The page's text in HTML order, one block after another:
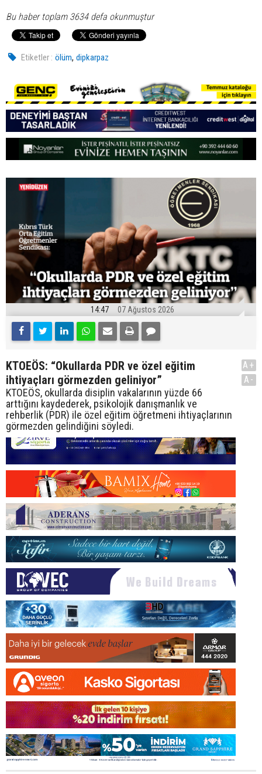
Bu haber toplam 3634 defa okunmuştur
Etiketler : ölüm,dipkarpaz
14:47 07 Ağustos 2026
KTOEÖS: “Okullarda PDR ve özel eğitim
ihtiyaçları görmezden geliniyor”
KTOEÖS, okullarda disiplin vakalarının yüzde 66
arttığını kaydederek, psikolojik danışmanlık ve
rehberlik (PDR) ile özel eğitim öğretmeni ihtiyaçlarının
görmezden gelindiğini söyledi.
A+
A-